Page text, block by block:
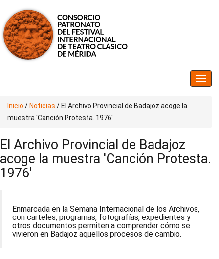
Inicio / Noticias / El Archivo Provincial de Badajoz acoge la
muestra 'Canción Protesta. 1976'
El Archivo Provincial de Badajoz
acoge la muestra 'Canción Protesta.
1976'
Enmarcada en la Semana Internacional de los Archivos,
con carteles, programas, fotografías, expedientes y
otros documentos permiten a comprender cómo se
vivieron en Badajoz aquellos procesos de cambio.